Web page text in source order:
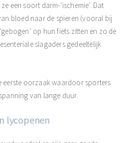
een soort darm-’ischemie’. Dat
bloed naar de spieren (vooral bij
op hun fiets zitten en zo de
slagaders gedeeltelijk
eerste oorzaak waardoor sporters
van lange duur.
lycopenen